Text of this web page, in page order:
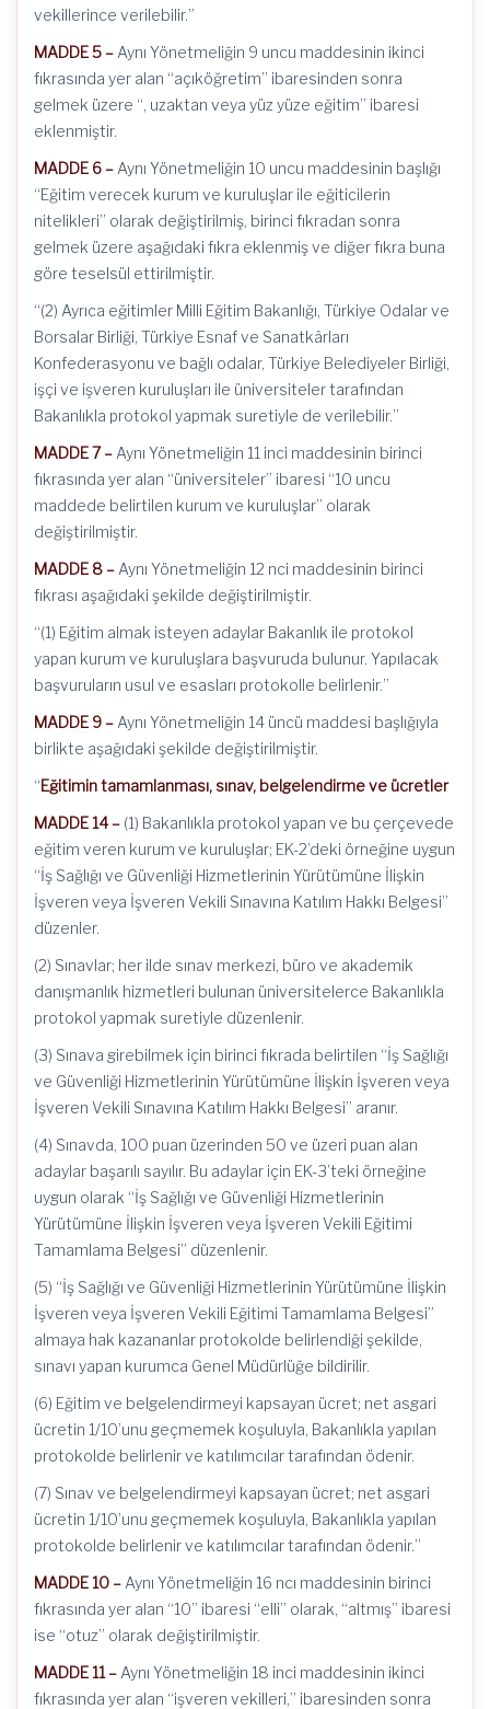
vekillerince verilebilir.”
MADDE 5 – Aynı Yönetmeliğin 9 uncu maddesinin ikinci
fıkrasında yer alan “açıköğretim” ibaresinden sonra
gelmek üzere “, uzaktan veya yüz yüze eğitim” ibaresi
eklenmiştir.
MADDE 6 – Aynı Yönetmeliğin 10 uncu maddesinin başlığı
“Eğitim verecek kurum ve kuruluşlar ile eğiticilerin
nitelikleri” olarak değiştirilmiş, birinci fıkradan sonra
gelmek üzere aşağıdaki fıkra eklenmiş ve diğer fıkra buna
göre teselsül ettirilmiştir.
“(2) Ayrıca eğitimler Milli Eğitim Bakanlığı, Türkiye Odalar ve
Borsalar Birliği, Türkiye Esnaf ve Sanatkârları
Konfederasyonu ve bağlı odalar, Türkiye Belediyeler Birliği,
işçi ve işveren kuruluşları ile üniversiteler tarafından
Bakanlıkla protokol yapmak suretiyle de verilebilir.”
MADDE 7 – Aynı Yönetmeliğin 11 inci maddesinin birinci
fıkrasında yer alan “üniversiteler” ibaresi “10 uncu
maddede belirtilen kurum ve kuruluşlar” olarak
değiştirilmiştir.
MADDE 8 – Aynı Yönetmeliğin 12 nci maddesinin birinci
fıkrası aşağıdaki şekilde değiştirilmiştir.
“(1) Eğitim almak isteyen adaylar Bakanlık ile protokol
yapan kurum ve kuruluşlara başvuruda bulunur. Yapılacak
başvuruların usul ve esasları protokolle belirlenir.”
MADDE 9 – Aynı Yönetmeliğin 14 üncü maddesi başlığıyla
birlikte aşağıdaki şekilde değiştirilmiştir.
“Eğitimin tamamlanması, sınav, belgelendirme ve ücretler
MADDE 14 – (1) Bakanlıkla protokol yapan ve bu çerçevede
eğitim veren kurum ve kuruluşlar; EK-2’deki örneğine uygun
“İş Sağlığı ve Güvenliği Hizmetlerinin Yürütümüne İlişkin
İşveren veya İşveren Vekili Sınavına Katılım Hakkı Belgesi”
düzenler.
(2) Sınavlar; her ilde sınav merkezi, büro ve akademik
danışmanlık hizmetleri bulunan üniversitelerce Bakanlıkla
protokol yapmak suretiyle düzenlenir.
(3) Sınava girebilmek için birinci fıkrada belirtilen “İş Sağlığı
ve Güvenliği Hizmetlerinin Yürütümüne İlişkin İşveren veya
İşveren Vekili Sınavına Katılım Hakkı Belgesi” aranır.
(4) Sınavda, 100 puan üzerinden 50 ve üzeri puan alan
adaylar başarılı sayılır. Bu adaylar için EK-3’teki örneğine
uygun olarak “İş Sağlığı ve Güvenliği Hizmetlerinin
Yürütümüne İlişkin İşveren veya İşveren Vekili Eğitimi
Tamamlama Belgesi” düzenlenir.
(5) “İş Sağlığı ve Güvenliği Hizmetlerinin Yürütümüne İlişkin
İşveren veya İşveren Vekili Eğitimi Tamamlama Belgesi”
almaya hak kazananlar protokolde belirlendiği şekilde,
sınavı yapan kurumca Genel Müdürlüğe bildirilir.
(6) Eğitim ve belgelendirmeyi kapsayan ücret; net asgari
ücretin 1/10’unu geçmemek koşuluyla, Bakanlıkla yapılan
protokolde belirlenir ve katılımcılar tarafından ödenir.
(7) Sınav ve belgelendirmeyi kapsayan ücret; net asgari
ücretin 1/10’unu geçmemek koşuluyla, Bakanlıkla yapılan
protokolde belirlenir ve katılımcılar tarafından ödenir.”
MADDE 10 – Aynı Yönetmeliğin 16 ncı maddesinin birinci
fıkrasında yer alan “10” ibaresi “elli” olarak, “altmış” ibaresi
ise “otuz” olarak değiştirilmiştir.
MADDE 11 – Aynı Yönetmeliğin 18 inci maddesinin ikinci
fıkrasında yer alan “işveren vekilleri,” ibaresinden sonra